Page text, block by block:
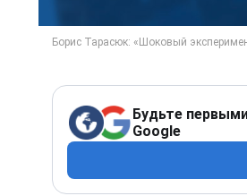
Будьте
Google